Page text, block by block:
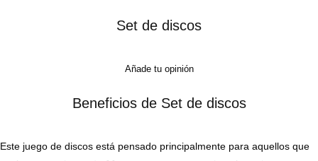
Set de discos
Añade tu opinión
Beneficios de Set de discos
Este juego de discos está pensado principalmente para aquellos que